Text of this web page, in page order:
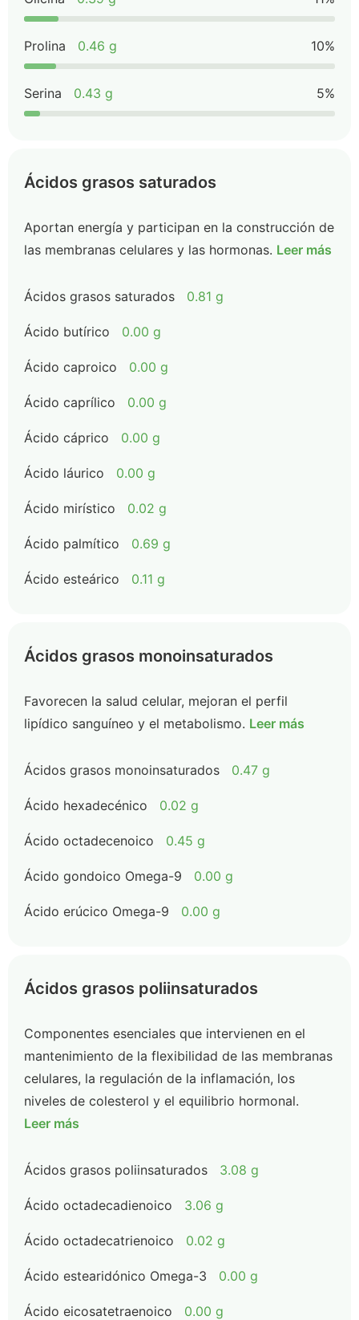
Prolina 0.46 g 10%
Serina 0.43 g 5%
Ácidos grasos saturados
Aportan energía y participan en la construcción de
las membranas celulares y las hormonas. Leer más
Ácidos grasos saturados 0.81 g
Ácido butírico 0.00 g
Ácido caproico 0.00 g
Ácido caprílico 0.00 g
Ácido cáprico 0.00 g
Ácido láurico 0.00 g
Ácido mirístico 0.02 g
Ácido palmítico 0.69 g
Ácido esteárico 0.11 g
Ácidos grasos monoinsaturados
Favorecen la salud celular, mejoran el perfil
lipídico sanguíneo y el metabolismo. Leer más
Ácidos grasos monoinsaturados 0.47 g
Ácido hexadecénico 0.02 g
Ácido octadecenoico 0.45 g
Ácido gondoico Omega-9 0.00 g
Ácido erúcico Omega-9 0.00 g
Ácidos grasos poliinsaturados
Componentes esenciales que intervienen en el
mantenimiento de la flexibilidad de las membranas
celulares, la regulación de la inflamación, los
niveles de colesterol y el equilibrio hormonal.
Leer más
Ácidos grasos poliinsaturados 3.08 g
Ácido octadecadienoico 3.06 g
Ácido octadecatrienoico 0.02 g
Ácido estearidónico Omega-3 0.00 g
Ácido eicosatetraenoico 0.00 g